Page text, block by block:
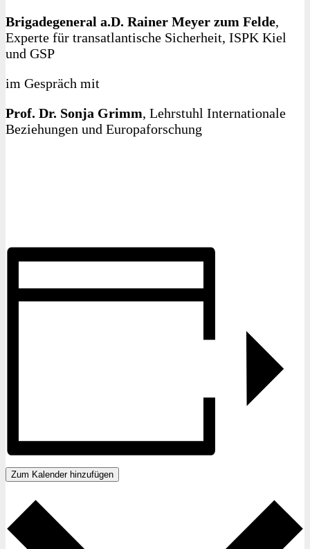
Brigadegeneral a.D. Rainer Meyer zum Felde,
Experte für transatlantische Sicherheit, ISPK Kiel
und GSP
im Gespräch mit
Prof. Dr. Sonja Grimm, Lehrstuhl Internationale
Beziehungen und Europaforschung
Zum Kalender hinzufügen